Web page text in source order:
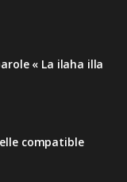
« La ilaha illa
compatible